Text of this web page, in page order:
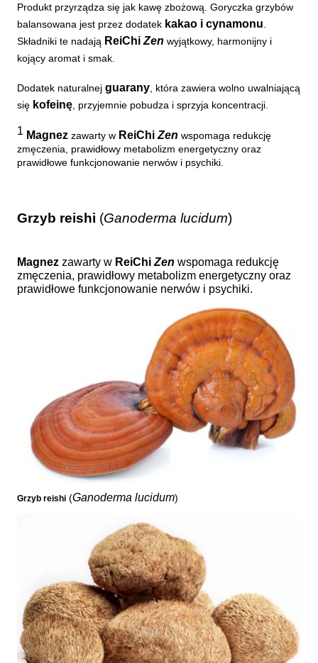
Produkt przyrządza się jak kawę zbożową. Goryczka grzybów
balansowana jest przez dodatek kakao i cynamonu
Składniki te nadają ReiChi Zen wyjątkowy, harmonijny i
kojący aromat i smak.
Dodatek naturalnej guarany , która zawiera wolno uwalniającą
się kofeinę , przyjemnie pobudza i sprzyja koncentracji.
1 Magnez zawarty w ReiChi Zen wspomaga redukcję
zmęczenia, prawidłowy metabolizm energetyczny oraz
prawidłowe funkcjonowanie nerwów i psychiki.
Grzyb reishi (Ganoderma lucidum)
Magnez zawarty w ReiChi Zen wspomaga redukcję
zmęczenia, prawidłowy metabolizm energetyczny oraz
prawidłowe funkcjonowanie nerwów i psychiki.
Grzyb reishi (Ganoderma lucidum)